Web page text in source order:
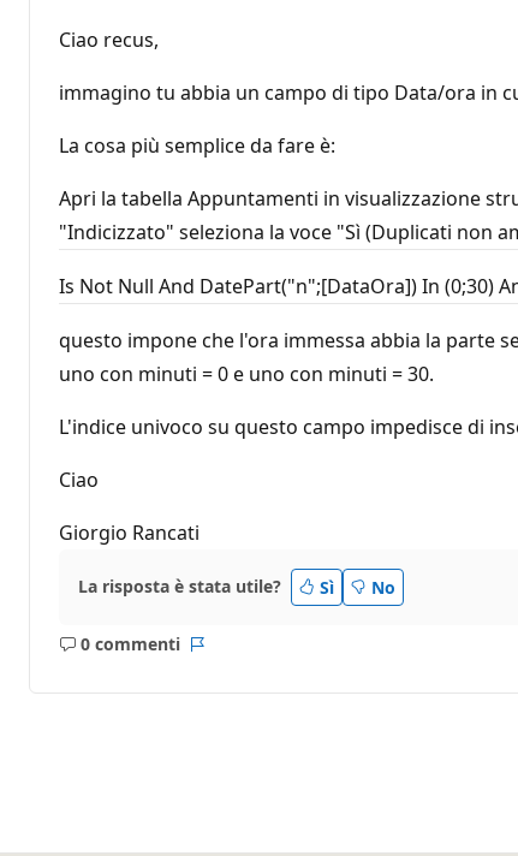
Ciao recus,
immagino tu abbia un campo di tipo Data/ora in
La cosa più semplice da fare è:
Apri la tabella Appuntamenti in visualizzazione
"Indicizzato" seleziona la voce "Sì (Duplicati non
Is Not Null And DatePart("n";[DataOra]) In (0;30)
questo impone che l'ora immessa abbia la parte
uno con minuti = 0 e uno con minuti = 30.
L'indice univoco su questo campo impedisce di
Ciao
Giorgio Rancati
La risposta è stata utile? Sì No
0 commenti
Nessun